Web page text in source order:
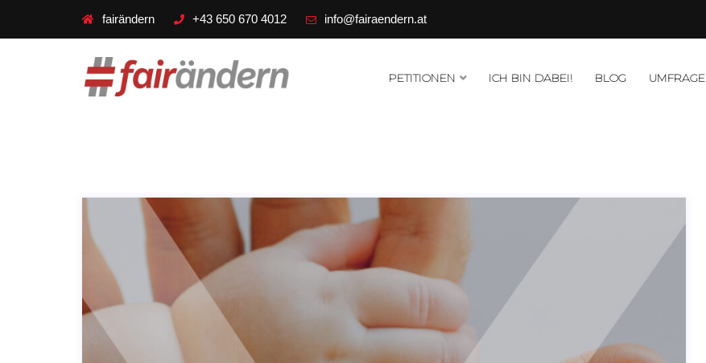
fairändern +43 650 670 4012 info@fairaendern.at
PETITIONEN ICH BIN DABEI! BLOG UMFRAGE